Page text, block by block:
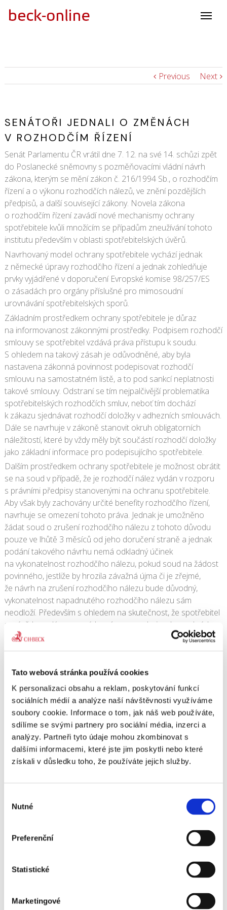
Tato webová stránka používá cookies
K personalizaci obsahu a reklam, poskytování funkcí
sociálních médií a analýze naší návštěvnosti využíváme
soubory cookie. Informace o tom, jak náš web používáte,
sdílíme se svými partnery pro sociální média, inzerci a
analýzy. Partneři tyto údaje mohou zkombinovat s
dalšími informacemi, které jste jim poskytli nebo které
získali v důsledku toho, že používáte jejich služby.
souhlasu
Nutné
Preferenční
Statistické
Marketingové
Previous Next
SENÁTOŘI JEDNALI O ZMĚNÁCH
V ROZHODČÍM ŘÍZENÍ
Senát Parlamentu ČR vrátil dne 7. 12. na své 14. schůzi zpět
do Poslanecké sněmovny s pozměňovacími vládní návrh
zákona, kterým se mění zákon č. 216/1994 Sb., o rozhodčím
řízení a o výkonu rozhodčích nálezů, ve znění pozdějších
předpisů, a další související zákony. Novela zákona
o rozhodčím řízení zavádí nové mechanismy ochrany
spotřebitele kvůli množícím se případům zneužívání tohoto
institutu především v oblasti spotřebitelských úvěrů.
Navrhovaný model ochrany spotřebitele vychází jednak
z německé úpravy rozhodčího řízení a jednak zohledňuje
prvky vyjádřené v doporučení Evropské komise 98/257/ES
o zásadách pro orgány příslušné pro mimosoudní
urovnávání spotřebitelských sporů.
Základním prostředkem ochrany spotřebitele je důraz
na informovanost zákonnými prostředky. Podpisem rozhodčí
smlouvy se spotřebitel vzdává práva přístupu k soudu.
S ohledem na takový zásah je odůvodněné, aby byla
nastavena zákonná povinnost podepisovat rozhodčí
smlouvu na samostatném listě, a to pod sankcí neplatnosti
takové smlouvy. Odstraní se tím nejpalčivější problematika
spotřebitelských rozhodčích smluv, neboť tím dochází
k zákazu sjednávat rozhodčí doložky v adhezních smlouvách.
Dále se navrhuje v zákoně stanovit okruh obligatorních
náležitostí, které by vždy měly být součástí rozhodčí doložky
jako základní informace pro podepisujícího spotřebitele.
Dalším prostředkem ochrany spotřebitele je možnost obrátit
se na soud v případě, že je rozhodčí nález vydán v rozporu
s právními předpisy stanovenými na ochranu spotřebitele.
Aby však byly zachovány určité benefity rozhodčího řízení,
navrhuje se omezení tohoto práva. Jednak je umožněno
žádat soud o zrušení rozhodčího nálezu z tohoto důvodu
pouze ve lhůtě 3 měsíců od jeho doručení straně a jednak
podání takového návrhu nemá odkladný účinek
na vykonatelnost rozhodčího nálezu, pokud soud na žádost
povinného, jestliže by hrozila závažná újma či je zřejmé,
že návrh na zrušení rozhodčího nálezu bude důvodný,
vykonatelnost napadnutého rozhodčího nálezu sám
neodloží. Především s ohledem na skutečnost, že spotřebitel
není vždy znalý procesních práv, se navrhuje, aby podmínky
pro odložení vykonatelnosti soud přezkoumával vždy, aniž by
Navrhuje se též zpřísnit kvalifikační předpoklady na osobu
rozhodce, která je oprávněna rozhodovat spory ze
spotřebitelských smluv. Senát navíc navrhl zavést zkoušku
rozhodce.
O novele bude opět jednat Poslanecká sněmovna.
13. 12. 2011 | OBSAH
Share This Story, Choose Your Platform!